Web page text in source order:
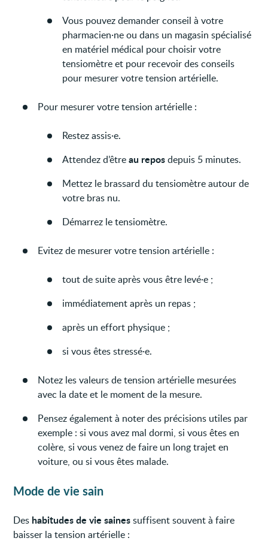
Vous pouvez demander conseil à votre
pharmacien·ne ou dans un magasin spécialisé
en matériel médical pour choisir votre
tensiomètre et pour recevoir des conseils
pour mesurer votre tension artérielle.
Pour mesurer votre tension artérielle :
Restez assis·e.
Attendez d’êtreau reposdepuis 5 minutes.
Mettez le brassard du tensiomètre autour de
votre bras nu.
Démarrez le tensiomètre.
Evitez de mesurer votre tension artérielle :
tout de suite après vous être levé·e ;
immédiatement après un repas ;
après un effort physique ;
si vous êtes stressé·e.
Notez les valeurs de tension artérielle mesurées
avec la date et le moment de la mesure.
Pensez également à noter des précisions utiles par
exemple : si vous avez mal dormi, si vous êtes en
colère, si vous venez de faire un long trajet en
voiture, ou si vous êtes malade.
Mode de vie sain
Des habitudes de vie sainessuffisent souvent à faire
baisser la tension artérielle :